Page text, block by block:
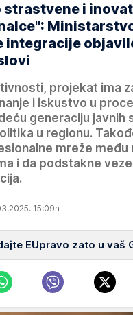
strastvene i
integracije
projekat ima
i iskustvo u
generaciju javnih
u regionu.
mreže među
i da podstakne
15:09h
EUpravo zato u vaš